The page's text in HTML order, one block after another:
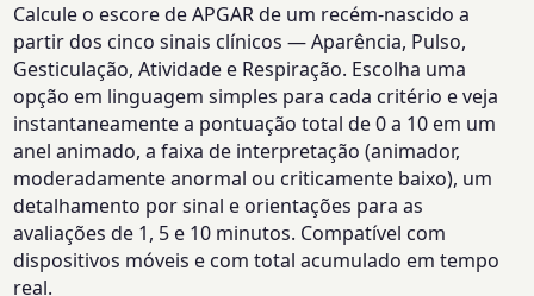
Calcule o escore de APGAR de um recém-nascido a
partir dos cinco sinais clínicos — Aparência, Pulso,
Gesticulação, Atividade e Respiração. Escolha uma
opção em linguagem simples para cada critério e veja
instantaneamente a pontuação total de 0 a 10 em um
anel animado, a faixa de interpretação (animador,
moderadamente anormal ou criticamente baixo), um
detalhamento por sinal e orientações para as
avaliações de 1, 5 e 10 minutos. Compatível com
dispositivos móveis e com total acumulado em tempo
real.